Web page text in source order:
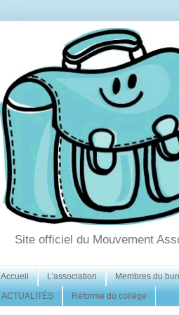
Site officiel du Mouvement
Accueil L'association Membres du
ACTUALITÉS Réforme du collège